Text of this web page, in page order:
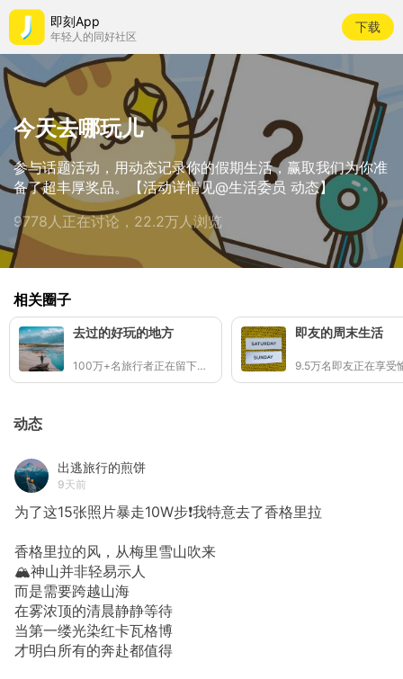
即刻App
年轻人的同好社区
下载
今天去哪玩儿
参与话题活动，用动态记录你的假期生活，赢取我们为你准
备了超丰厚奖品。【活动详情见@生活委员 动态】
9778人正在讨论，22.2万人浏览
相关圈子
去过的好玩的地方
100万+名旅行者正在留下足迹
即友的周末生活
动态
出逃旅行的煎饼
9天前
为了这15张照片暴走10W步❗我特意去了香格里拉
香格里拉的风，从梅里雪山吹来
🏔️神山并非轻易示人
而是需要跨越山海
在雾浓顶的清晨静静等待
当第一缕光染红卡瓦格博
才明白所有的奔赴都值得